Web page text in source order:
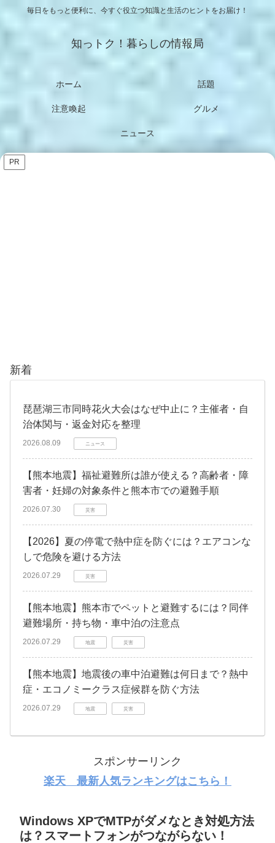
毎日をもっと便利に、今すぐ役立つ知識と生活のヒントをお届け！
知っトク！暮らしの情報局
ホーム 話題
注意喚起 グルメ
ニュース
PR
新着
琵琶湖三市同時花火大会はなぜ中止に？主催者・自
治体関与・返金対応を整理
2026.08.09 ニュース
【熊本地震】福祉避難所は誰が使える？高齢者・障
害者・妊婦の対象条件と熊本市での避難手順
2026.07.30 災害
【2026】夏の停電で熱中症を防ぐには？エアコンな
しで危険を避ける方法
2026.07.29 災害
【熊本地震】熊本市でペットと避難するには？同伴
避難場所・持ち物・車中泊の注意点
2026.07.29 地震 災害
【熊本地震】地震後の車中泊避難は何日まで？熱中
症・エコノミークラス症候群を防ぐ方法
2026.07.29 地震 災害
スポンサーリンク
楽天 最新人気ランキングはこちら！
Windows XPでMTPがダメなとき対処方法
は？スマートフォンがつながらない！